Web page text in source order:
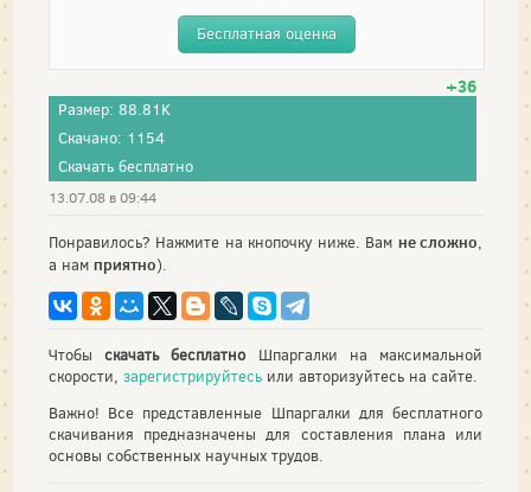
Бесплатная оценка
+36
Размер: 88.81K
Скачано: 1154
Скачать бесплатно
13.07.08 в 09:44
Понравилось? Нажмите на кнопочку ниже. Вам не сложно,
а нам приятно).
Чтобыскачать бесплатно Шпаргалки на максимальной
скорости, зарегистрируйтесь или авторизуйтесь на сайте.
Важно! Все представленные Шпаргалки для бесплатного
скачивания предназначены для составления плана или
основы собственных научных трудов.